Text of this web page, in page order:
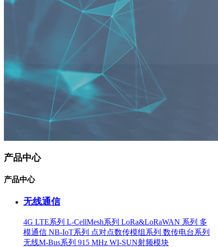
产品中心
产品中心
无线通信
4G LTE系列 L-CellMesh系列 LoRa&LoRaWAN 系列 多
模通信 NB-IoT系列 点对点数传模组系列 数传电台系列
无线M-Bus系列 915 MHz WI-SUN射频模块